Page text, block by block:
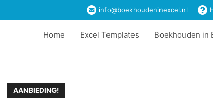
info@boekhoudeninexcel.nl
Home Excel Templates Boekhouden in
AANBIEDING!